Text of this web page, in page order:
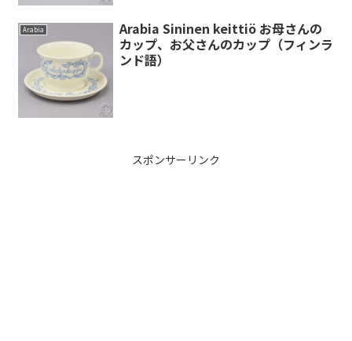
Arabia
Arabia Sininen keittiö お母さんの
カップ、お父さんのカップ（フィンラ
ンド語）
スポンサーリンク